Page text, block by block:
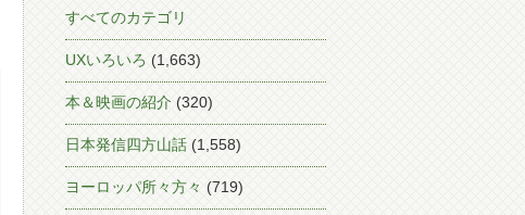
すべてのカテゴリ
UXいろいろ (1,663)
本＆映画の紹介 (320)
日本発信四方山話 (1,558)
ヨーロッパ所々方々 (719)